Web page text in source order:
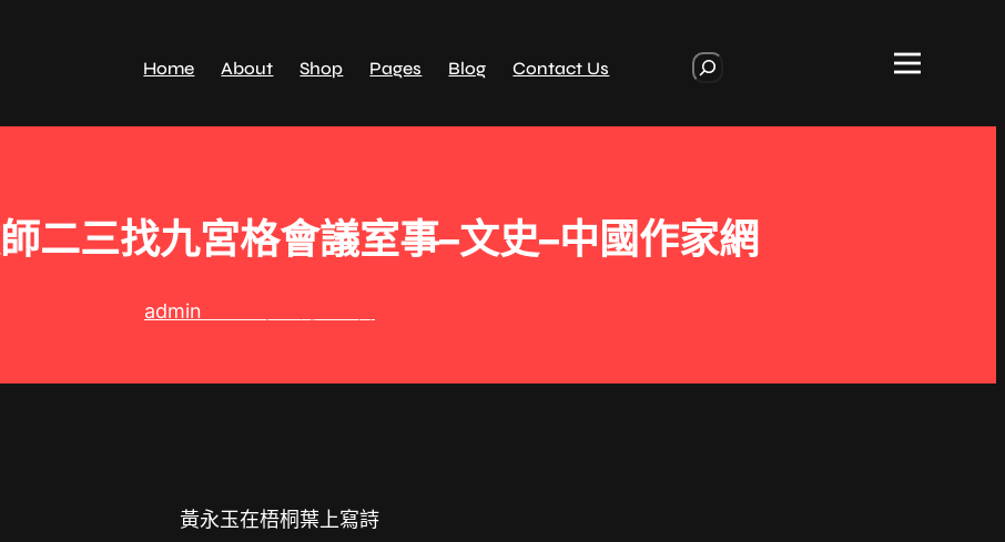
Home About Shop Pages Blog Contact Us
r
二三找九宮格會議室事–文史–中國作家網
admin
黃永玉在梧桐葉上寫詩